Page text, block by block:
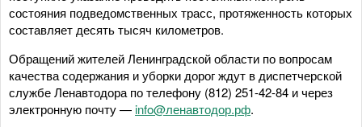
состояния подведомственных трасс, протяженность которых
составляет десять тысяч километров.
Обращений жителей Ленинградской области по вопросам
качества содержания и уборки дорог ждут в диспетчерской
службе Ленавтодора по телефону (812) 251-42-84 и через
электронную почту —info@ленавтодор.рф.